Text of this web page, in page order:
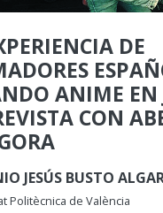
DE
ANIME EN
CON
JESÚS BUSTO
Politècnica de València